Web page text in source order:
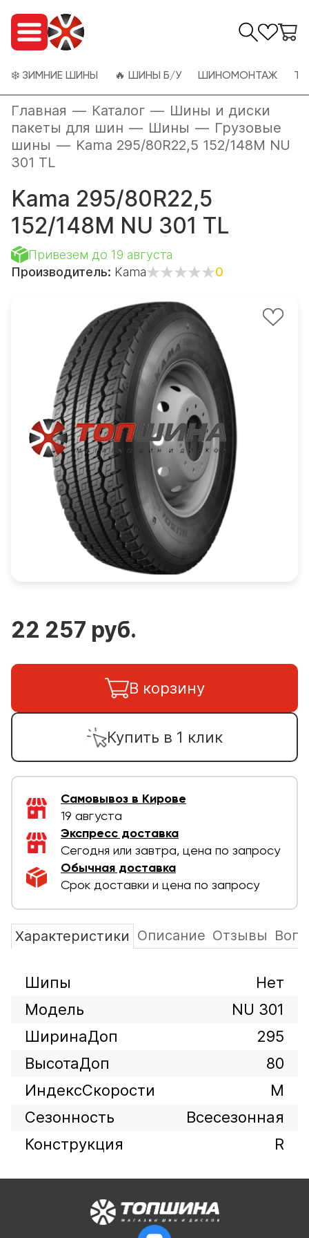
❄️ ЗИМНИЕ ШИНЫ 🔥 ШИНЫ Б/У ШИНОМОНТАЖ
Главная — Каталог — Шины и диски
пакеты для шин — Шины — Грузовые
шины — Kama 295/80R22,5 152/148M NU
301 TL
Kama 295/80R22,5
152/148M NU 301 TL
Привезем до 19 августа
Производитель: Kama 0
22 257 руб.
В корзину
Купить в 1 клик
Самовывоз в Кирове
19 августа
Экспресс доставка
Сегодня или завтра, цена по запросу
Обычная доставка
Срок доставки и цена по запросу
Характеристики Описание Отзывы
Шипы
Нет
Модель
NU 301
ШиринаДоп
295
ВысотаДоп
80
ИндексСкорости
M
Сезонность
Всесезонная
Конструкция
R